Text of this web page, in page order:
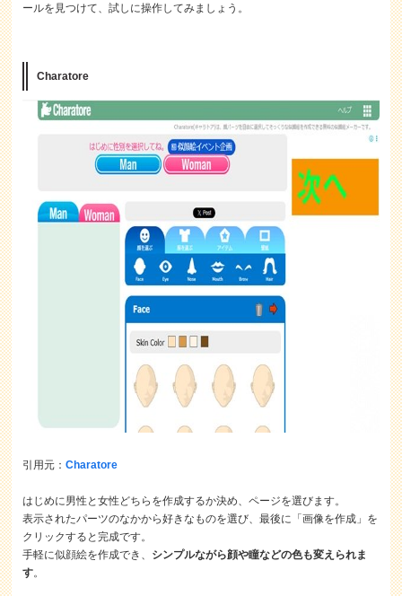
ールを見つけて、試しに操作してみましょう。
Charatore
引用元：Charatore
はじめに男性と女性どちらを作成するか決め、ページを選びます。
表示されたパーツのなかから好きなものを選び、最後に「画像を作成」を
クリックすると完成です。
手軽に似顔絵を作成でき、 シンプルながら顔や瞳などの色も変えられま
す。